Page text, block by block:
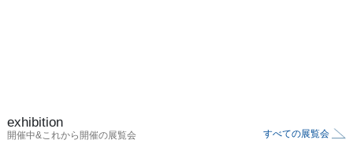
exhibition
開催中&これから開催の展覧会 すべての展覧会